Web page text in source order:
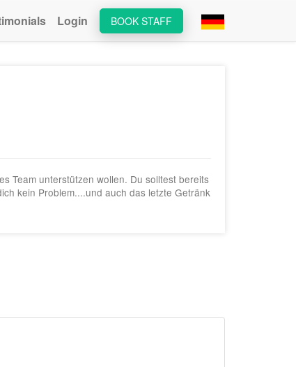
BOOK STAFF
Login
Team unterstützen wollen. Du solltest bereits
kein Problem....und auch das letzte Getränk